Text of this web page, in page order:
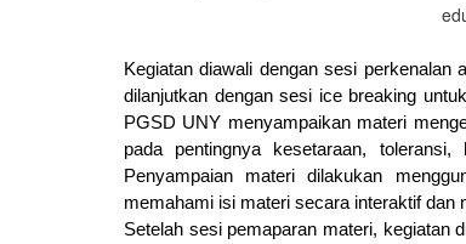
Kegiatan diawali dengan sesi
dilanjutkan dengan sesi ice breaking
PGSD UNY menyampaikan materi
pada pentingnya kesetaraan,
Penyampaian materi dilakukan
memahami isi materi secara interaktif dan
Setelah sesi pemaparan materi, kegiatan